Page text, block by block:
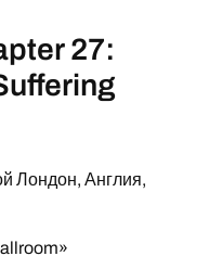
27:
Лондон, Англия,